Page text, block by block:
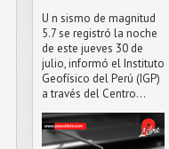
U n sismo de magnitud
5.7 se registró la noche
de este jueves 30 de
julio, informó el Instituto
Geofísico del Perú (IGP)
a través del Centro...